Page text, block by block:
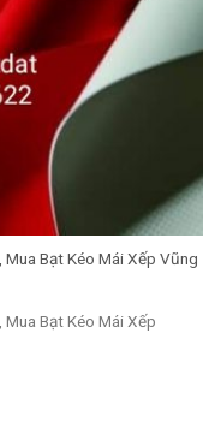
Mua Bạt Kéo Mái Xếp Vũng
Mua Bạt Kéo Mái Xếp